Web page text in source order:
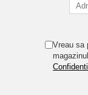
Vreau sa